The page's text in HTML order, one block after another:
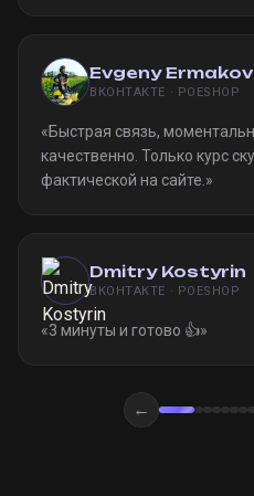
Evgeny Ermakov
ВКОНТАКТЕ · POESHOP
«Быстрая связь,
качественно. Только курс
фактической на сайте. »
Dmitry Kostyrin
ВКОНТАКТЕ · POESHOP
«3 минуты и готово 👍»
←